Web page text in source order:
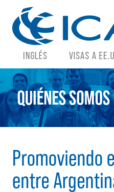
INGLÉS VISAS A
QUIÉNES SOMOS
Promoviendo
entre